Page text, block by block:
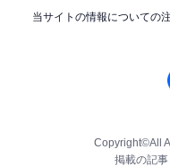
当サイトの情報についての
Copyright©All
掲載の記事